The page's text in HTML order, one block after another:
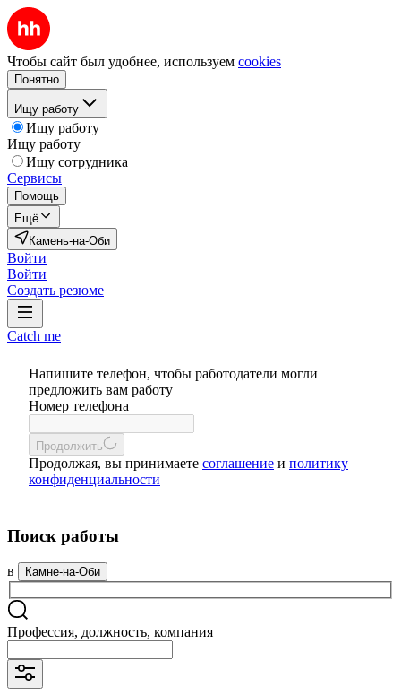
Чтобы сайт был удобнее, используем cookies
Понятно
Ищу работу
Ищу работу
Ищу работу
Ищу сотрудника
Сервисы
Помощь
Ещё
Камень-на-Оби
Войти
Войти
Создать резюме
Catch me
Напишите телефон, чтобы работодатели могли
предложить вам работу
Номер телефона
Продолжить
Продолжая, вы принимаете соглашение и политику
конфиденциальности
Поиск работы
в Камне-на-Оби
Профессия, должность, компания